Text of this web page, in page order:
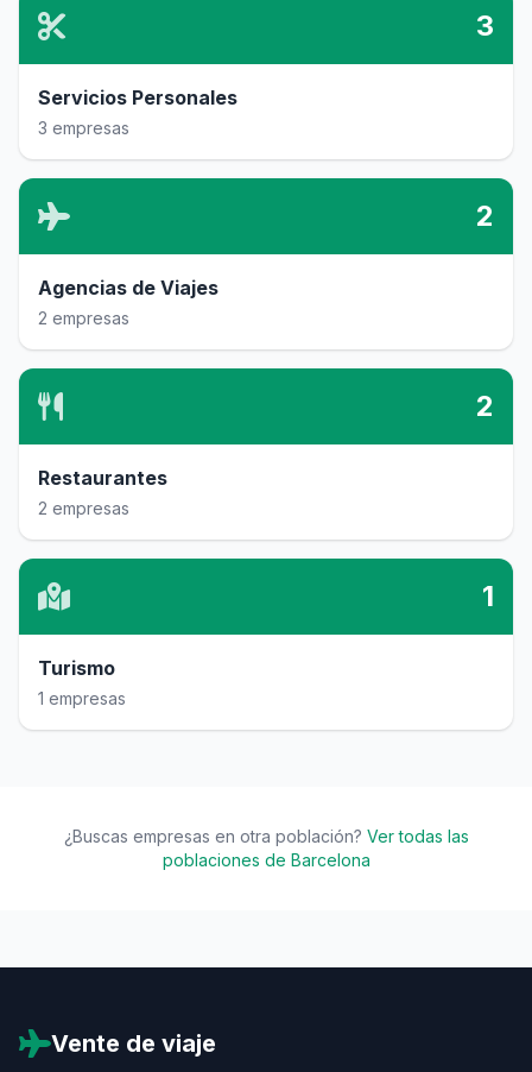
3
Servicios Personales
3 empresas
2
Agencias de Viajes
2 empresas
2
Restaurantes
2 empresas
1
Turismo
1 empresas
¿Buscas empresas en otra población? Ver todas las
poblaciones de Barcelona
Vente de viaje